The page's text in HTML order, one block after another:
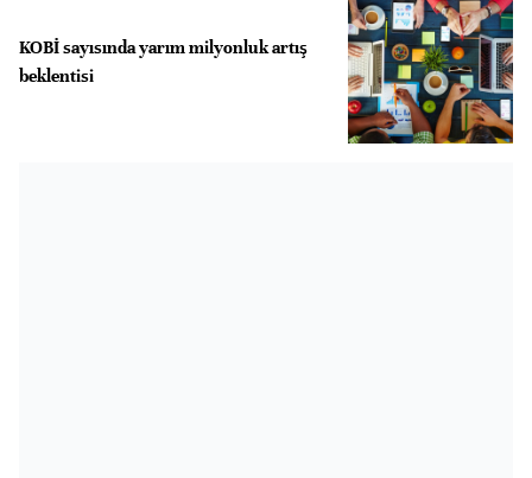
KOBİ sayısında yarım milyonluk artış
beklentisi